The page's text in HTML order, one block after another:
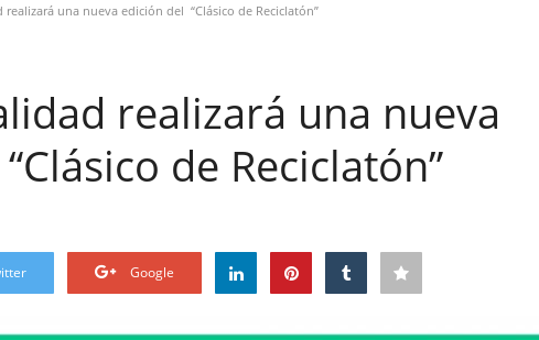
una nueva edición del “Clásico de Reciclatón”
realizará una nueva
de Reciclatón”
Google